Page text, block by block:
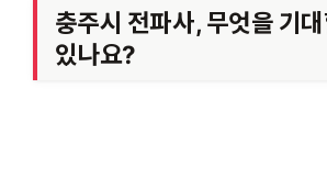
충주시 전파사, 무엇을 기
있나요?